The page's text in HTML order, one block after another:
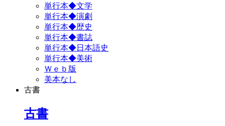
単行本◆文学
単行本◆演劇
単行本◆歴史
単行本◆書誌
単行本◆日本語史
単行本◆美術
Ｗｅｂ版
美本なし
古書
古書